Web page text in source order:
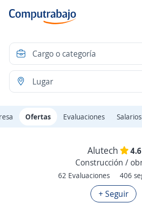
Ofertas Evaluaciones Salarios
Alutech
4.6
Construcción /
62 Evaluaciones 406
+ Seguir